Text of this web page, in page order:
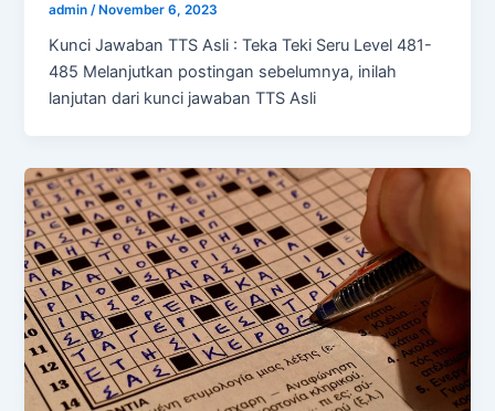
admin /November 6, 2023
Kunci Jawaban TTS Asli : Teka Teki Seru Level 481-
485 Melanjutkan postingan sebelumnya, inilah
lanjutan dari kunci jawaban TTS Asli